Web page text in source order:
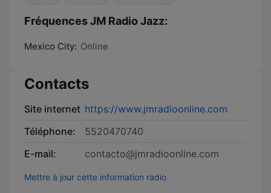
Fréquences JM Radio Jazz:
Mexico City: Online
Contacts
Site internet https://www.jmradioonline.com
Téléphone:
5520470740
E-mail:
contacto@jmradioonline.com
Mettre à jour cette information radio